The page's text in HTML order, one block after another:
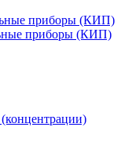
приборы (КИП)
приборы (КИП)